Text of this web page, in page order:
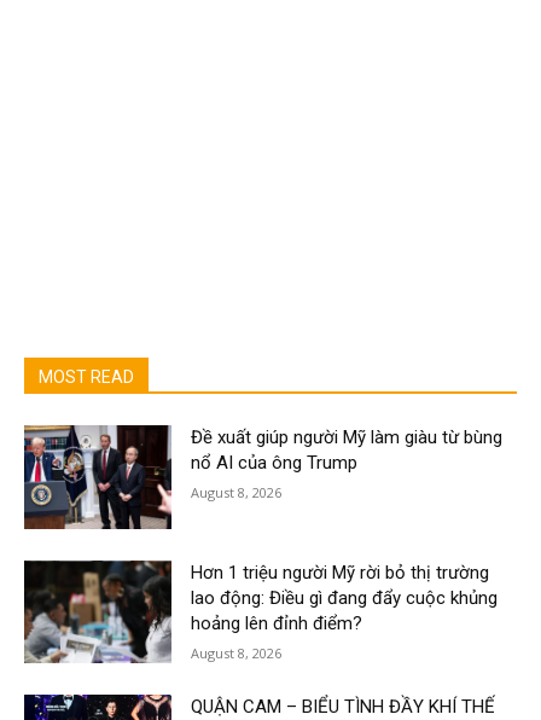
MOST READ
Đề xuất giúp người Mỹ làm giàu từ bùng
nổ AI của ông Trump
August 8, 2026
Hơn 1 triệu người Mỹ rời bỏ thị trường
lao động: Điều gì đang đẩy cuộc khủng
hoảng lên đỉnh điểm?
August 8, 2026
QUẬN CAM – BIỂU TÌNH ĐẦY KHÍ THẾ